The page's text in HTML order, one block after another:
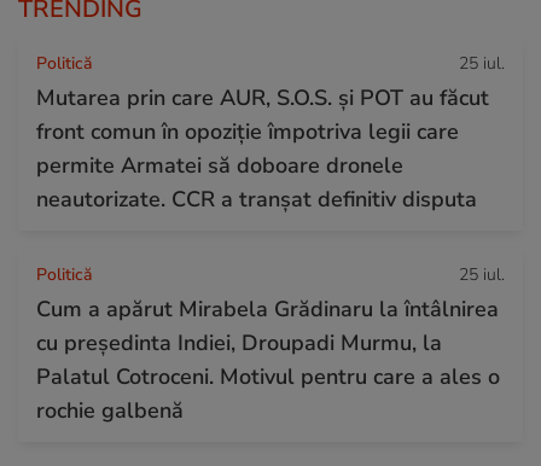
TRENDING
Politică 25 iul.
Mutarea prin care AUR, S.O.S. și POT au făcut
front comun în opoziție împotriva legii care
permite Armatei să doboare dronele
neautorizate. CCR a tranșat definitiv disputa
Politică 25 iul.
Cum a apărut Mirabela Grădinaru la întâlnirea
cu președinta Indiei, Droupadi Murmu, la
Palatul Cotroceni. Motivul pentru care a ales o
rochie galbenă